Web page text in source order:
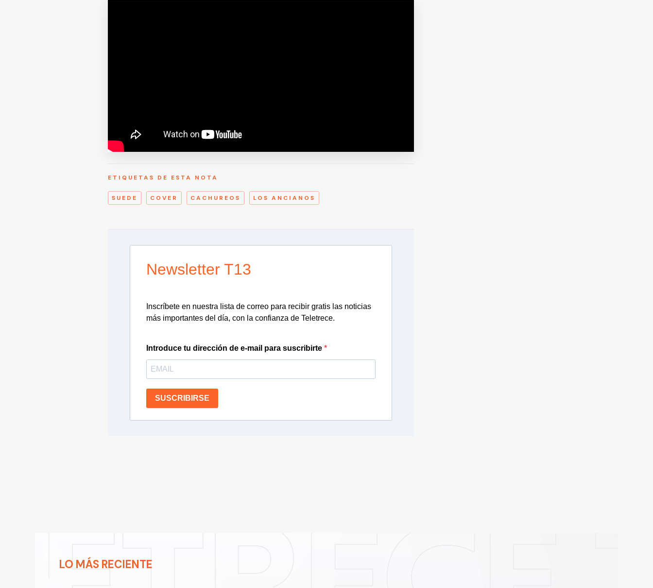
ETIQUETAS DE ESTA NOTA
SUEDE COVER CACHUREOS LOS ANCIANOS
Newsletter T13
Inscríbete en nuestra lista de correo para recibir gratis las noticias
más importantes del día, con la confianza de Teletrece.
Introduce tu dirección de e-mail para suscribirte
SUSCRIBIRSE
LO MÁS RECIENTE